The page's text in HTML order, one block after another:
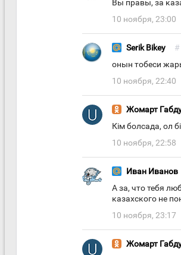
Вы правы, за
10 ноября, 23:00
Serik Bikey #
онын тобеси
10 ноября, 22:40
Жомарт
Кiм болсада, ол
10 ноября, 22:58
Иван Иванов
А за, что тебя
казахского не
10 ноября, 23:17
Жомарт